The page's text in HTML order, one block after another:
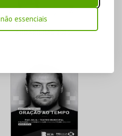
essenciais
ANDARILHAS 2026
MAIS INFO
INSCREVER